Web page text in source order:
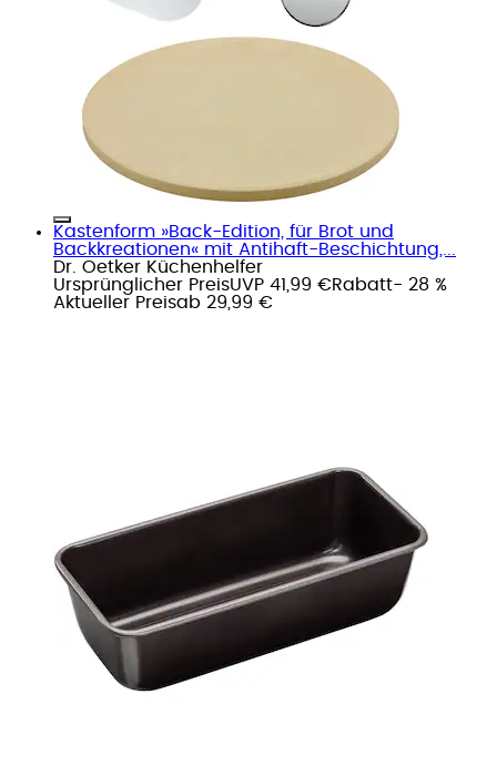
Kastenform »Back-Edition, für Brot und
Backkreationen« mit Antihaft-Beschichtung,...
Dr. Oetker Küchenhelfer
Ursprünglicher PreisUVP 41,99 €Rabatt- 28 %
Aktueller Preisab 29,99 €